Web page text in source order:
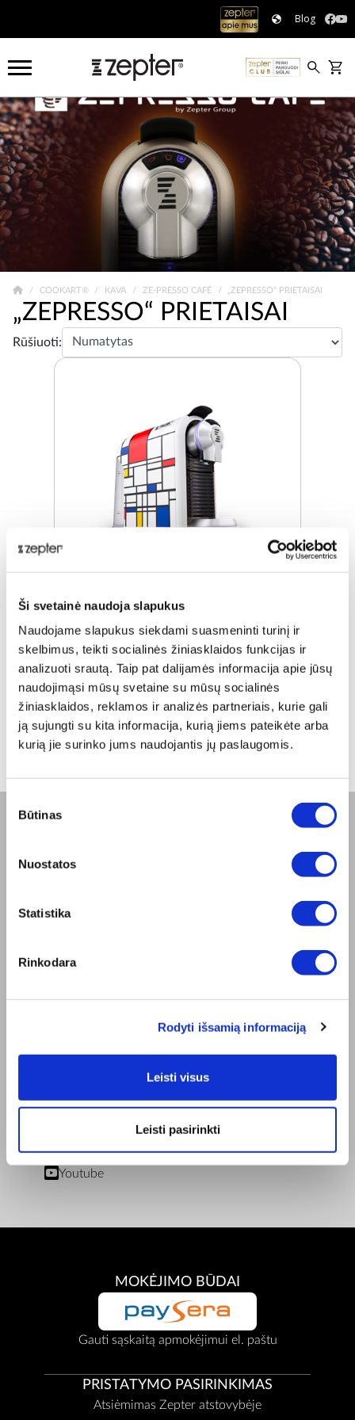
Ši svetainė naudoja slapukus
Naudojame slapukus siekdami suasmeninti turinį ir
skelbimus, teikti socialinės žiniasklaidos funkcijas ir
analizuoti srautą. Taip pat dalijamės informacija apie jūsų
naudojimąsi mūsų svetaine su mūsų socialinės
žiniasklaidos, reklamos ir analizės partneriais, kurie gali
ją sujungti su kita informacija, kurią jiems pateikėte arba
kurią jie surinko jums naudojantis jų paslaugomis.
pasirinkimas
Būtinas
Nuostatos
Statistika
Rinkodara
Rodyti išsamią informaciją
Leisti visus
Leisti pasirinkti
Blog
COOKART® KAVA ZE-PRESSO CAFÉ „ZEPRESSO“ PRIETAISAI
„ZEPRESSO“ PRIETAISAI
Rūšiuoti:
"ZEPRESSO MONDRIAN" KAVOS
Įprasta kaina
ZepterClubⓘkaina
Prisijunkite ir pirkite
nuo -5% iki -40%
Apie mus
Susisiekite su mumis
TAISYKLĖS
Elektroninės parduotuvės Taisyklės
Pristatymo sąlygos ir mokėjimo būdas
BENDRAUKIME
Facebook
Youtube
MOKĖJIMO BŪDAI
Gauti sąskaitą apmokėjimui el. paštu
PRISTATYMO PASIRINKIMAS
Atsiėmimas Zepter atstovybėje